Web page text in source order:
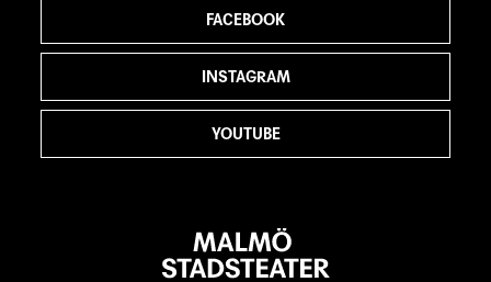
FACEBOOK
INSTAGRAM
YOUTUBE